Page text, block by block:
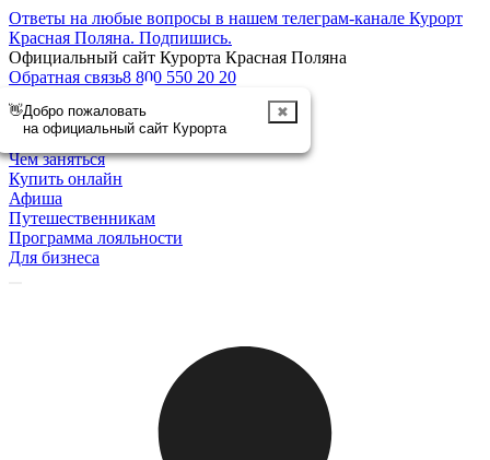
Ответы на любые вопросы в нашем телеграм-канале Курорт
Красная Поляна. Подпишись.
Официальный сайт Курорта Красная Поляна
Обратная связь8 800 550 20 20
👋Добро пожаловать
на официальный сайт Курорта
✖
Отменить
Курорт
Чем заняться
Купить онлайн
Афиша
Путешественникам
Программа лояльности
Для бизнеса